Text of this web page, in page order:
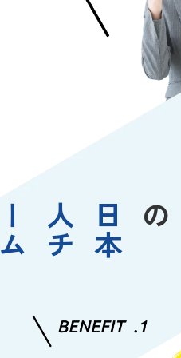
の
日
本
人
チ
ー
ム
派